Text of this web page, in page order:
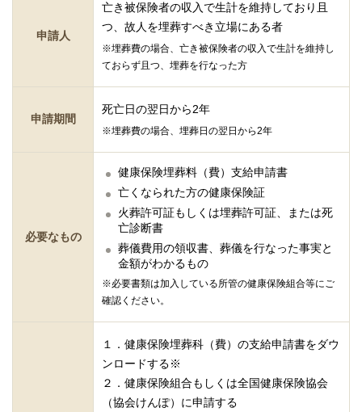
申請人
亡き被保険者の収入で生計を維持しており且
つ、故人を埋葬すべき立場にある者
※埋葬費の場合、亡き被保険者の収入で生計を維持し
ておらず且つ、埋葬を行なった方
申請期間
死亡日の翌日から2年
※埋葬費の場合、埋葬日の翌日から2年
必要なもの
健康保険埋葬料（費）支給申請書
亡くなられた方の健康保険証
火葬許可証もしくは埋葬許可証、または死
亡診断書
葬儀費用の領収書、葬儀を行なった事実と
金額がわかるもの
※必要書類は加入している所管の健康保険組合等にご
確認ください。
１．健康保険埋葬科（費）の支給申請書をダウ
ンロードする※
２．健康保険組合もしくは全国健康保険協会
（協会けんぽ）に申請する